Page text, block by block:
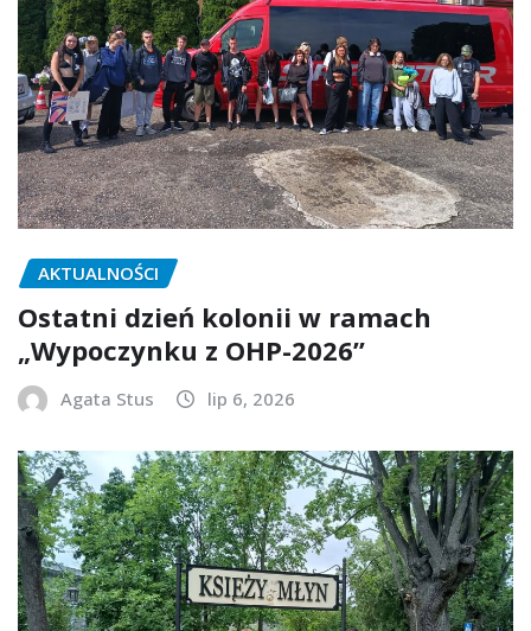
AKTUALNOŚCI
Ostatni dzień kolonii w ramach
„Wypoczynku z OHP-2026”
Agata Stus lip 6, 2026